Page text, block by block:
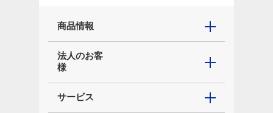
商品情報
法人のお客
様
サービス